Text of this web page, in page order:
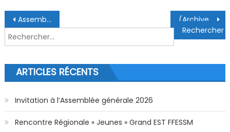
Navigation de l’article
Assemblée Générale 09/10/2023
Rechercher :
ARTICLES RÉCENTS
Invitation à l’Assemblée générale 2026
Rencontre Régionale « Jeunes » Grand EST FFESSM